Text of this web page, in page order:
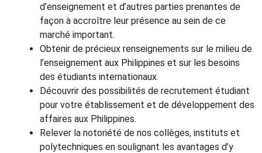
d’enseignement et d’autres parties prenantes de
façon à accroître leur présence au sein de ce
marché important.
Obtenir de précieux renseignements sur le milieu de
l’enseignement aux Philippines et sur les besoins
des étudiants internationaux.
Découvrir des possibilités de recrutement étudiant
pour votre établissement et de développement des
affaires aux Philippines.
Relever la notoriété de nos collèges, instituts et
polytechniques en soulignant les avantages d’y